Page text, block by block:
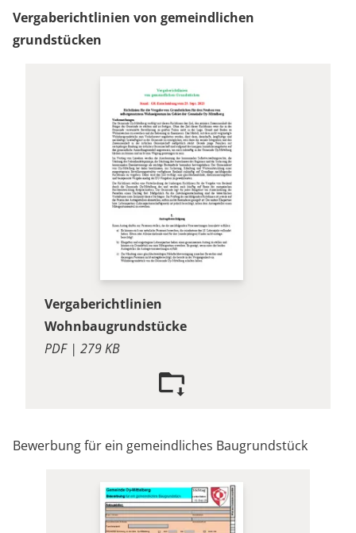
Vergaberichtlinien von gemeindlichen
grundstücken
Vergaberichtlinien
Wohnbaugrundstücke
PDF | 279 KB
Bewerbung für ein gemeindliches Baugrundstück